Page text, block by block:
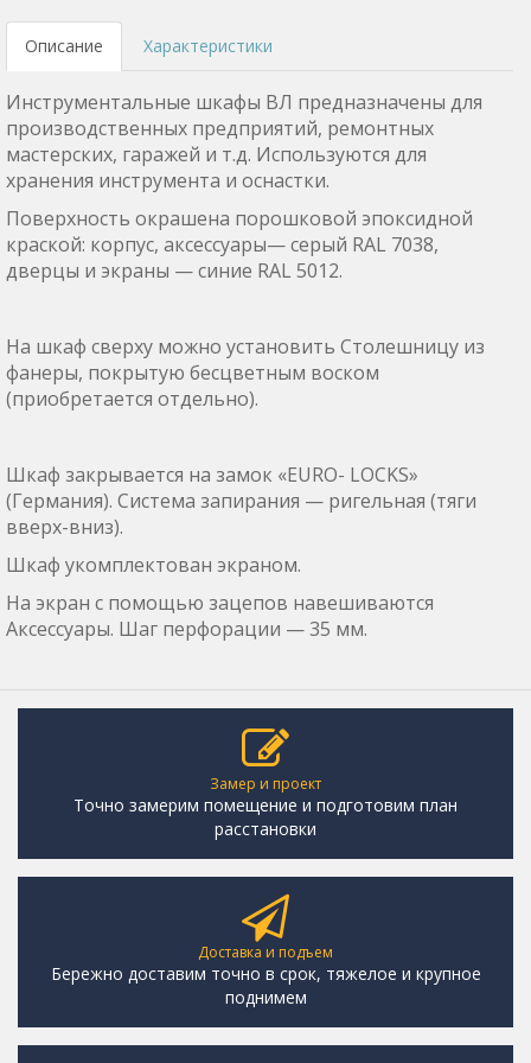
Описание Характеристики
Инструментальные шкафы ВЛ предназначены для
производственных предприятий, ремонтных
мастерских, гаражей и т.д. Используются для
хранения инструмента и оснастки.
Поверхность окрашена порошковой эпоксидной
краской: корпус, аксессуары— серый RAL 7038,
дверцы и экраны — синие RAL 5012.
На шкаф сверху можно установить Столешницу из
фанеры, покрытую бесцветным воском
(приобретается отдельно).
Шкаф закрывается на замок «EURO- LOCKS»
(Германия). Система запирания — ригельная (тяги
вверх-вниз).
Шкаф укомплектован экраном.
На экран с помощью зацепов навешиваются
Аксессуары. Шаг перфорации — 35 мм.
Замер и проект
Точно замерим помещение и подготовим план
расстановки
Доставка и подъем
Бережно доставим точно в срок, тяжелое и крупное
поднимем